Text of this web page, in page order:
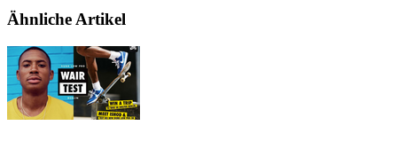
Ähnliche Artikel